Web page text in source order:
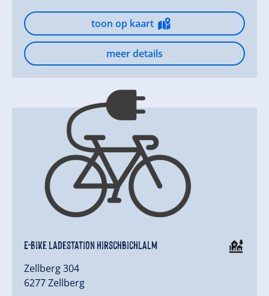
toon op kaart
meer details
E-Bike Ladestation Hirschbichlalm
Zellberg 304
6277 Zellberg